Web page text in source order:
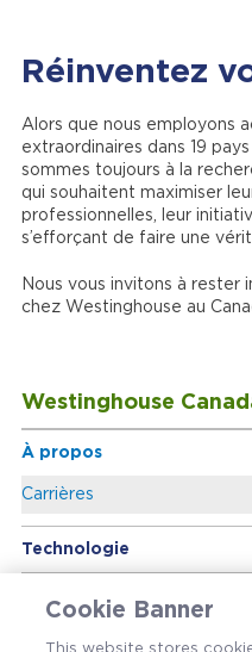
Westinghouse
À propos
Carrières
Technologie
Réinventez
Alors que nous employons
extraordinaires dans 19
sommes toujours à la
qui souhaitent maximiser
professionnelles, leur
s’efforçant de faire une
Nous vous invitons à rester
chez Westinghouse au
Cookie Banner